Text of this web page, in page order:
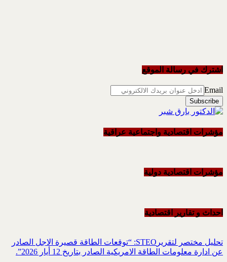
اشترك في رسالة الموقع
Email
مؤشرات اقتصادية واجتماعية عراقية
مؤشرات اقتصادية دولية
احداث و تقاریر اقتصادیة
تحليل مختصر لتقريرSTEO‏: “توقعات الطاقة قصيرة الاجل الصادر
عن ادارة معلومات الطاقة الامريكية ‏الصادر بتاريخ 12 أيار 2026”.‏